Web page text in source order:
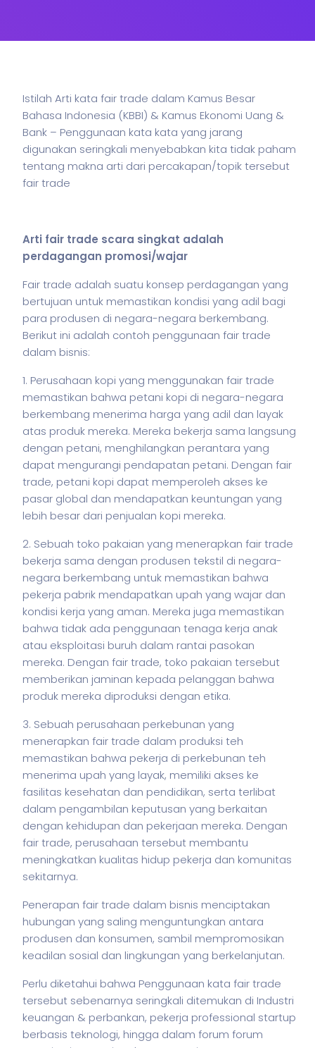
Istilah Arti kata fair trade dalam Kamus Besar
Bahasa Indonesia (KBBI) & Kamus Ekonomi Uang &
Bank – Penggunaan kata kata yang jarang
digunakan seringkali menyebabkan kita tidak paham
tentang makna arti dari percakapan/topik tersebut
fair trade
Arti fair trade scara singkat adalah
perdagangan promosi/wajar
Fair trade adalah suatu konsep perdagangan yang
bertujuan untuk memastikan kondisi yang adil bagi
para produsen di negara-negara berkembang.
Berikut ini adalah contoh penggunaan fair trade
dalam bisnis:
1. Perusahaan kopi yang menggunakan fair trade
memastikan bahwa petani kopi di negara-negara
berkembang menerima harga yang adil dan layak
atas produk mereka. Mereka bekerja sama langsung
dengan petani, menghilangkan perantara yang
dapat mengurangi pendapatan petani. Dengan fair
trade, petani kopi dapat memperoleh akses ke
pasar global dan mendapatkan keuntungan yang
lebih besar dari penjualan kopi mereka.
2. Sebuah toko pakaian yang menerapkan fair trade
bekerja sama dengan produsen tekstil di negara-
negara berkembang untuk memastikan bahwa
pekerja pabrik mendapatkan upah yang wajar dan
kondisi kerja yang aman. Mereka juga memastikan
bahwa tidak ada penggunaan tenaga kerja anak
atau eksploitasi buruh dalam rantai pasokan
mereka. Dengan fair trade, toko pakaian tersebut
memberikan jaminan kepada pelanggan bahwa
produk mereka diproduksi dengan etika.
3. Sebuah perusahaan perkebunan yang
menerapkan fair trade dalam produksi teh
memastikan bahwa pekerja di perkebunan teh
menerima upah yang layak, memiliki akses ke
fasilitas kesehatan dan pendidikan, serta terlibat
dalam pengambilan keputusan yang berkaitan
dengan kehidupan dan pekerjaan mereka. Dengan
fair trade, perusahaan tersebut membantu
meningkatkan kualitas hidup pekerja dan komunitas
sekitarnya.
Penerapan fair trade dalam bisnis menciptakan
hubungan yang saling menguntungkan antara
produsen dan konsumen, sambil mempromosikan
keadilan sosial dan lingkungan yang berkelanjutan.
Perlu diketahui bahwa Penggunaan kata fair trade
tersebut sebenarnya seringkali ditemukan di Industri
keuangan & perbankan, pekerja professional startup
berbasis teknologi, hingga dalam forum forum